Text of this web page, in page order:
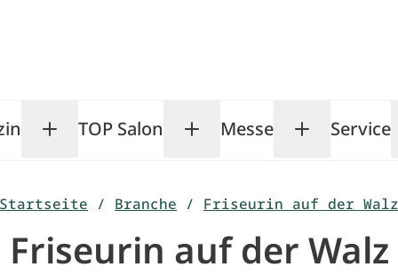
Toggle Magazin submenu
TOP Salon Toggle TOP Salon
Messe ToggleService
Startseite / Branche / Friseurin auf der Walz
Friseurin auf der Walz